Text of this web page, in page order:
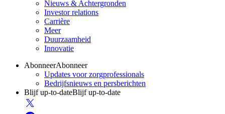
Nieuws & Achtergronden
Investor relations
Carrière
Meer
Duurzaamheid
Innovatie
AbonneerAbonneer
Updates voor zorgprofessionals
Bedrijfsnieuws en persberichten
Blijf up-to-dateBlijf up-to-date